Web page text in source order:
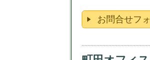
お問合せフ